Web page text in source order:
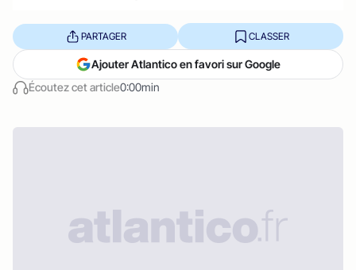
Écoutez cet article0:00min
PARTAGER CLASSER
Ajouter Atlantico en favori sur Google